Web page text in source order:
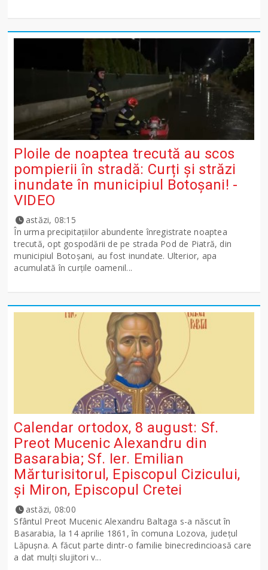
Ploile de noaptea trecută au scos
pompierii în stradă: Curți și străzi
inundate în municipiul Botoșani! -
VIDEO
astăzi, 08:15
În urma precipitațiilor abundente înregistrate noaptea
trecută, opt gospodării de pe strada Pod de Piatră, din
municipiul Botoșani, au fost inundate. Ulterior, apa
acumulată în curțile oamenil...
Calendar ortodox, 8 august: Sf.
Preot Mucenic Alexandru din
Basarabia; Sf. Ier. Emilian
Mărturisitorul, Episcopul Cizicului,
şi Miron, Episcopul Cretei
astăzi, 08:00
Sfântul Preot Mucenic Alexandru Baltaga s-a născut în
Basarabia, la 14 aprilie 1861, în comuna Lozova, județul
Lăpușna. A făcut parte dintr-o familie binecredincioasă care
a dat mulți slujitori v...